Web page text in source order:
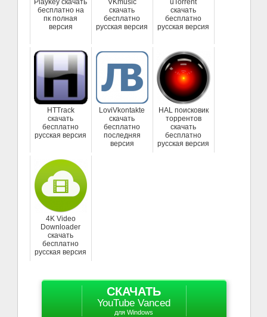
Playkey скачать
бесплатно на
пк полная
версия
VKmusic
скачать
бесплатно
русская версия
uTorrent
скачать
бесплатно
русская версия
HTTrack
скачать
бесплатно
русская версия
LoviVkontakte
скачать
бесплатно
последняя
версия
HAL поисковик
торрентов
скачать
бесплатно
русская версия
4K Video
Downloader
скачать
бесплатно
русская версия
СКАЧАТЬ
YouTube Vanced
для Windows